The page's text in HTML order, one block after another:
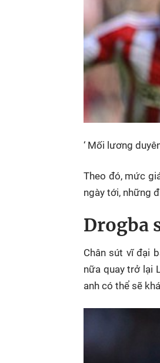
‘ Mối lương
Theo đó, mức
ngày tới, những
Drogba
Chân sút vĩ đại
nữa quay trở lại
anh có thể sẽ